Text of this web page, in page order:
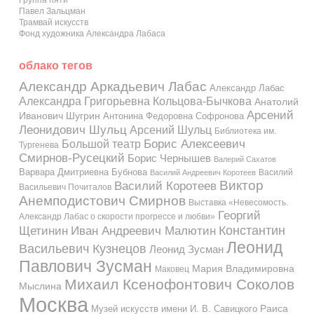
Павел Зальцман
Трамвай искусств
Фонд художника Александра Лабаса
облако тегов
Александр Аркадьевич Лабас Александр Лабас
Александра Григорьевна Кольцова-Бычкова Анатолий
Иванович Шугрин Антонина Федоровна Софронова Арсений
Леонидович Шульц Арсений Шульц Библиотека им.
Тургенева Большой театр Борис Алексеевич
Смирнов-Русецкий Борис Чернышев Валерий Сахатов
Варвара Дмитриевна Бубнова Василий Андреевич Коротеев Василий
Васильевич Почиталов Василий Коротеев Виктор
Анемподистович Смирнов Выставка «Невесомость.
Александр Лабас о скорости прогрессе и любви» Георгий
Щетинин Иван Андреевич Малютин Константин
Васильевич Кузнецов Леонид Зусман Леонид
Павлович Зусман Маковец Мария Владимировна
Мыслина Михаил Ксенофонтович Соколов
Москва Музей искусств имени И. В. Савицкого Раиса